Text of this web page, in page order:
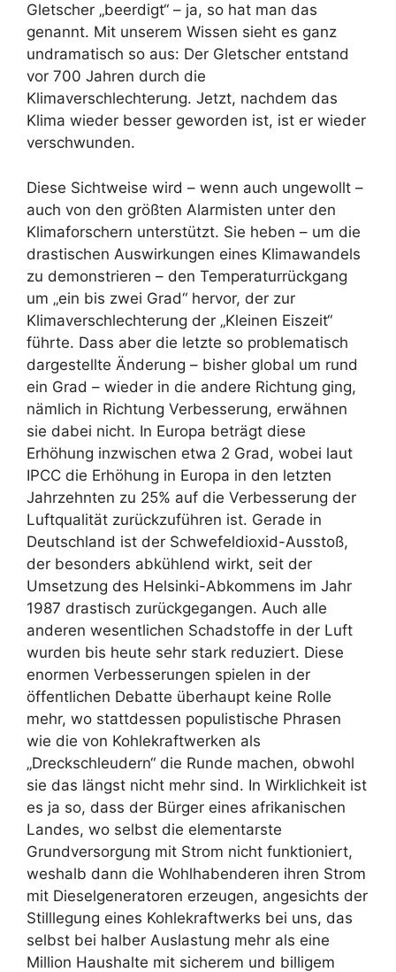
Gletscher „beerdigt“ – ja, so hat man das
genannt. Mit unserem Wissen sieht es ganz
undramatisch so aus: Der Gletscher entstand
vor 700 Jahren durch die
Klimaverschlechterung. Jetzt, nachdem das
Klima wieder besser geworden ist, ist er wieder
verschwunden.
Diese Sichtweise wird – wenn auch ungewollt –
auch von den größten Alarmisten unter den
Klimaforschern unterstützt. Sie heben – um die
drastischen Auswirkungen eines Klimawandels
zu demonstrieren – den Temperaturrückgang
um „ein bis zwei Grad“ hervor, der zur
Klimaverschlechterung der „Kleinen Eiszeit“
führte. Dass aber die letzte so problematisch
dargestellte Änderung – bisher global um rund
ein Grad – wieder in die andere Richtung ging,
nämlich in Richtung Verbesserung, erwähnen
sie dabei nicht. In Europa beträgt diese
Erhöhung inzwischen etwa 2 Grad, wobei laut
IPCC die Erhöhung in Europa in den letzten
Jahrzehnten zu 25% auf die Verbesserung der
Luftqualität zurückzuführen ist. Gerade in
Deutschland ist der Schwefeldioxid-Ausstoß,
der besonders abkühlend wirkt, seit der
Umsetzung des Helsinki-Abkommens im Jahr
1987 drastisch zurückgegangen. Auch alle
anderen wesentlichen Schadstoffe in der Luft
wurden bis heute sehr stark reduziert. Diese
enormen Verbesserungen spielen in der
öffentlichen Debatte überhaupt keine Rolle
mehr, wo stattdessen populistische Phrasen
wie die von Kohlekraftwerken als
„Dreckschleudern“ die Runde machen, obwohl
sie das längst nicht mehr sind. In Wirklichkeit ist
es ja so, dass der Bürger eines afrikanischen
Landes, wo selbst die elementarste
Grundversorgung mit Strom nicht funktioniert,
weshalb dann die Wohlhabenderen ihren Strom
mit Dieselgeneratoren erzeugen, angesichts der
Stilllegung eines Kohlekraftwerks bei uns, das
selbst bei halber Auslastung mehr als eine
Million Haushalte mit sicherem und billigem